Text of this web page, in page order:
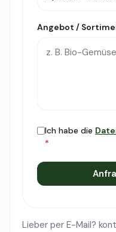
Angebot /
Ich habe die
*
Lieber per E-Mail?